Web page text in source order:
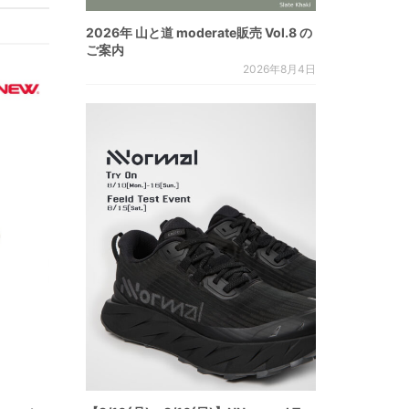
2026年 山と道 moderate販売 Vol.8 の
ご案内
2026年8月4日